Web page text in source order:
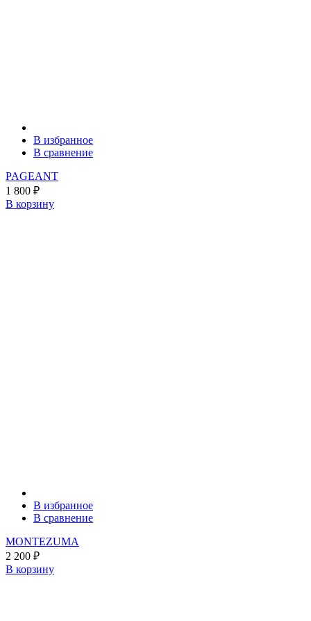
В избранное
В сравнение
PAGEANT
1 800 ₽
В корзину
В избранное
В сравнение
MONTEZUMA
2 200 ₽
В корзину